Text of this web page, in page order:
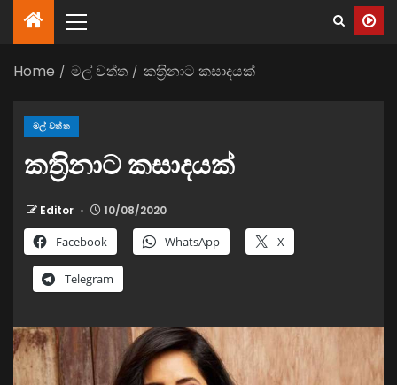
Home මල් වත්ත කත‍්‍රිනාට කසාදයක්
මල් වත්ත
කත‍්‍රිනාට කසාදයක්
Editor 10/08/2020
Facebook WhatsApp X
Telegram